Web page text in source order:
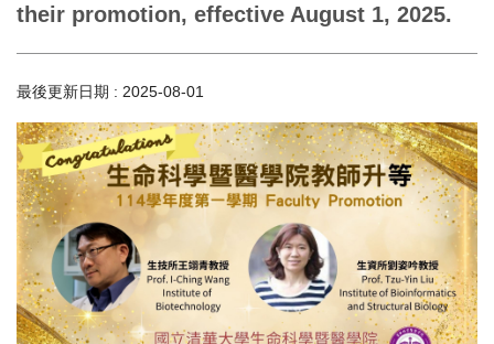
their promotion, effective August 1, 2025.
最後更新日期 : 2025-08-01